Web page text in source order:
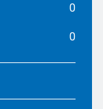
0
0